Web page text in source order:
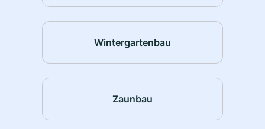
Wintergartenbau
Zaunbau